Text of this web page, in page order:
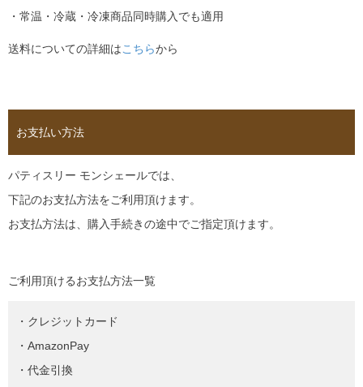
・常温・冷蔵・冷凍商品同時購入でも適用
送料についての詳細はこちらから
お支払い方法
パティスリー モンシェールでは、
下記のお支払方法をご利用頂けます。
お支払方法は、購入手続きの途中でご指定頂けます。
ご利用頂けるお支払方法一覧
・クレジットカード
・AmazonPay
・代金引換